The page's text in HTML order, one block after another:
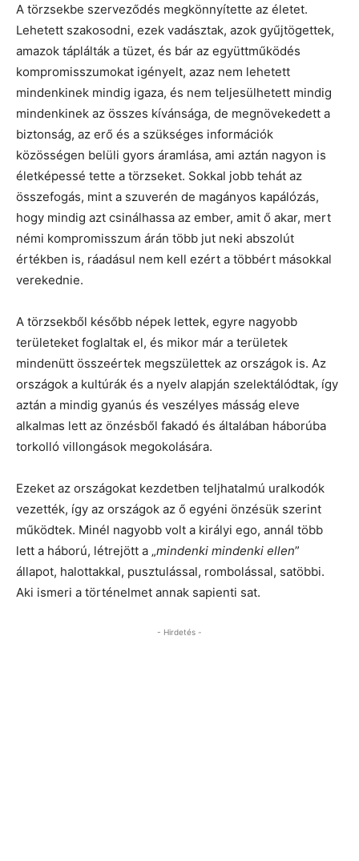
A törzsekbe szerveződés megkönnyítette az életet.
Lehetett szakosodni, ezek vadásztak, azok gyűjtögettek,
amazok táplálták a tüzet, és bár az együttműködés
kompromisszumokat igényelt, azaz nem lehetett
mindenkinek mindig igaza, és nem teljesülhetett mindig
mindenkinek az összes kívánsága, de megnövekedett a
biztonság, az erő és a szükséges információk
közösségen belüli gyors áramlása, ami aztán nagyon is
életképessé tette a törzseket. Sokkal jobb tehát az
összefogás, mint a szuverén de magányos kapálózás,
hogy mindig azt csinálhassa az ember, amit ő akar, mert
némi kompromisszum árán több jut neki abszolút
értékben is, ráadásul nem kell ezért a többért másokkal
verekednie.
A törzsekből később népek lettek, egyre nagyobb
területeket foglaltak el, és mikor már a területek
mindenütt összeértek megszülettek az országok is. Az
országok a kultúrák és a nyelv alapján szelektálódtak, így
aztán a mindig gyanús és veszélyes másság eleve
alkalmas lett az önzésből fakadó és általában háborúba
torkolló villongások megokolására.
Ezeket az országokat kezdetben teljhatalmú uralkodók
vezették, így az országok az ő egyéni önzésük szerint
működtek. Minél nagyobb volt a királyi ego, annál több
lett a háború, létrejött a „mindenki mindenki ellen”
állapot, halottakkal, pusztulással, rombolással, satöbbi.
Aki ismeri a történelmet annak sapienti sat.
- Hirdetés -